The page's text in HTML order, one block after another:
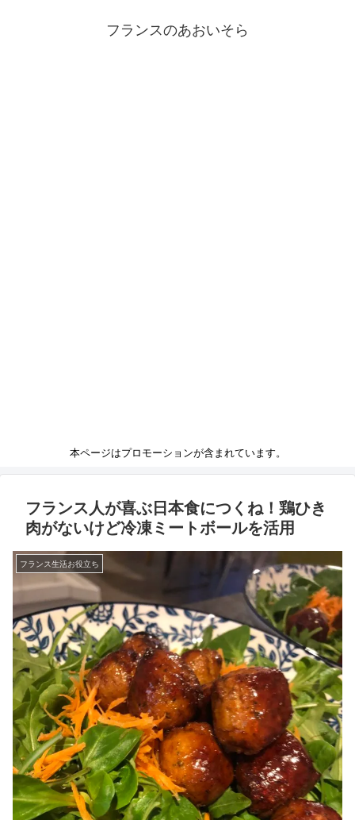
フランスのあおいそら
本ページはプロモーションが含まれています。
フランス人が喜ぶ日本食につくね！鶏ひき
肉がないけど冷凍ミートボールを活用
フランス生活お役立ち